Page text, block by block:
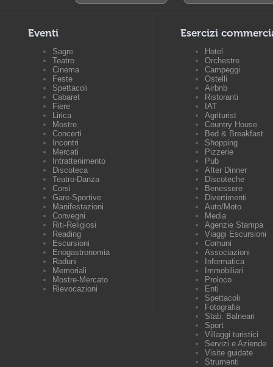
Eventi
Sagre
Teatro
Cinema
Feste
Spettacoli
Cabaret
Fiere
Lirica
Mostre
Concerti
Incontri
Mercati
Intrattenimento
Discoteca
Teatro-Danza
Corsi
Gare-Sportive
Manifestazioni
Convegni
Riti-Religiosi
Reading
Escursioni
Enogastronomia
Raduni
Memoriali
Mostre-Mercato
Rievocazioni
Esercizi
Hotel
Orchestre
Campeggi
Ostelli
Airbnb
Ristoranti
IAT
Agriturist
Country House
Bed & Breakfast
Shopping
Pizzerie
Pub
After Dinner
Discoteche
Benessere
Divertimenti
Auto/Moto
Media
Agenzie Stampa
Viaggi Escursioni
Comuni
Associazioni
Informatica
Immobiliari
Proloco
Enti
Spettacoli
Fotografia
Stab. Balneari
Sport
Villaggi turistici
Servizi e Aziende
Visite guidate
Strumenti